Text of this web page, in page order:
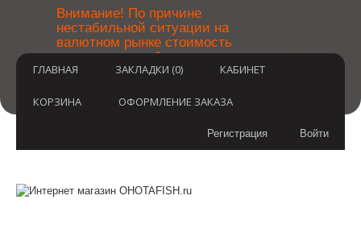
Внимание! По причине
нестабильной ситуации на
валютном рынке стоимость
товаров может быть уточнена
после оформления заказа.
неудобства.
×
ГЛАВНАЯ ЗАКЛАДКИ (0) КАБИНЕТ
КОРЗИНА ОФОРМЛЕНИЕ ЗАКАЗА
Войти
Регистрация